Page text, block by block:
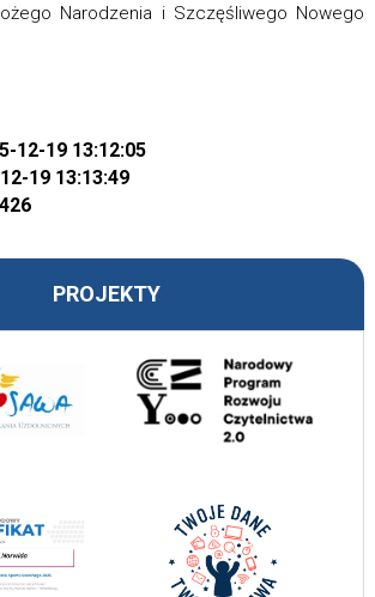
Narodzenia i Szczęśliwego Nowego
12-19 13:12:05
19 13:13:49
426
PROJEKTY